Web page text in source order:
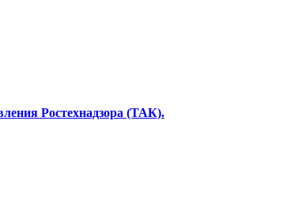
Ростехнадзора (ТАК).